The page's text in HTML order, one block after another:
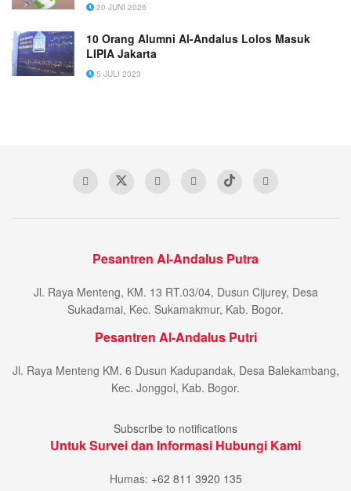
20 JUNI 2026
10 Orang Alumni Al-Andalus Lolos Masuk
LIPIA Jakarta
5 JULI 2023
Pesantren Al-Andalus Putra
Jl. Raya Menteng, KM. 13 RT.03/04, Dusun Cijurey, Desa
Sukadamai, Kec. Sukamakmur, Kab. Bogor.
Pesantren Al-Andalus Putri
Jl. Raya Menteng KM. 6 Dusun Kadupandak, Desa Balekambang,
Kec. Jonggol, Kab. Bogor.
Subscribe to notifications
Untuk Survei dan Informasi Hubungi Kami
Humas: +62 811 3920 135